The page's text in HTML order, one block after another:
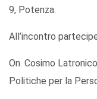
9, Potenza.
All’incontro
On. Cosimo
Politiche per la